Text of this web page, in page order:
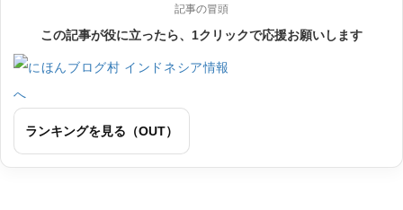
記事の冒頭
この記事が役に立ったら、1クリックで応援お願いします
ランキングを見る（OUT）